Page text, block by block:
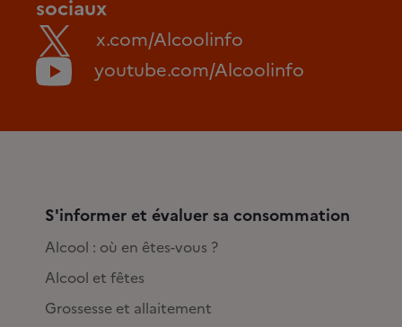
sociaux
x.com/Alcoolinfo
youtube.com/Alcoolinfo
S'informer et évaluer sa consommation
Alcool : où en êtes-vous ?
Alcool et fêtes
Grossesse et allaitement